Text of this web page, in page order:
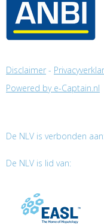
Disclaimer -
Powered by e-Captain.nl
De NLV is verbonden aan:
De NLV is lid van: